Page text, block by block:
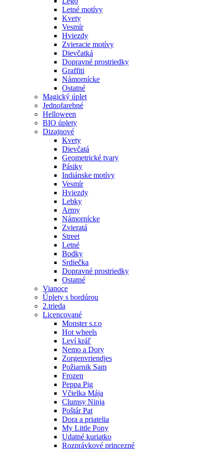
Letné motívy
Kvety
Vesmír
Hviezdy
Zvieracie motívy
Dievčatká
Dopravné prostriedky
Graffiti
Námornícke
Ostatné
Magický úplet
Jednofarebné
Helloween
BIO úplety
Dizajnové
Kvety
Dievčatá
Geometrické tvary
Pásiky
Indiánske motívy
Vesmír
Hviezdy
Lebky
Army
Námornícke
Zvieratá
Street
Letné
Bodky
Srdiečka
Dopravné prostriedky
Ostatné
Vianoce
Úplety s bordúrou
2.trieda
Licencované
Monster s.r.o
Hot wheels
Leví kráľ
Nemo a Dory
Zorgenvriendjes
Požiarnik Sam
Frozen
Peppa Pig
Včielka Mája
Clumsy Ninja
Poštár Pat
Dora a priatelia
My Little Pony
Udatné kuriatko
Rozprávkové princezné